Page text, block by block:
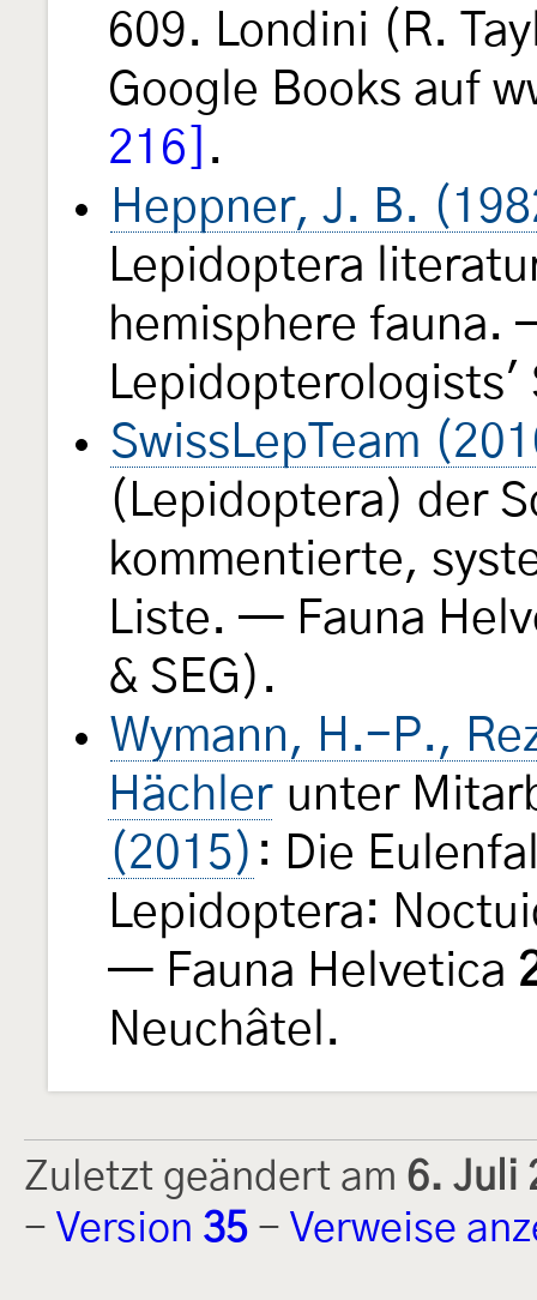
609. Londini (R.
Google Books auf
216] .
Heppner, J. B.
Lepidoptera
hemisphere fauna.
SwissLepTeam
(Lepidoptera) der
kommentierte,
Liste. — Fauna
& SEG).
Wymann, H.-P.,
Hächler unter
(2015) : Die
Lepidoptera:
— Fauna Helvetica
Neuchâtel.
Zuletzt geändert am 6. Juli
- Version 35 - Verweise